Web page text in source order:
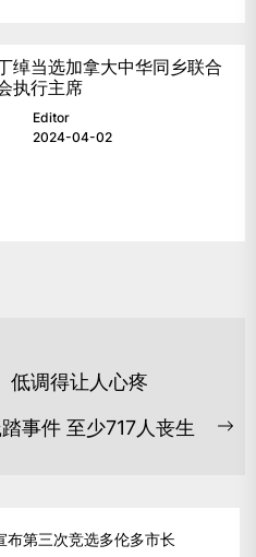
绰当选加拿大中华同乡联合
执行主席
Editor
2024-04-02
低调得让人心疼
事件 至少717人丧生
布第三次竞选多伦多市长